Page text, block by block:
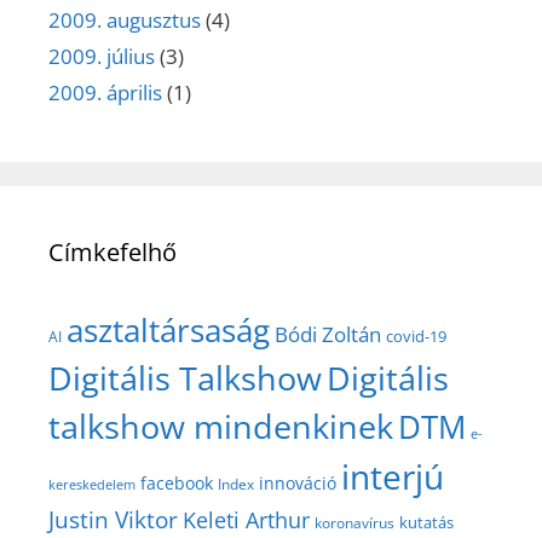
2009. augusztus(4)
2009. július(3)
2009. április(1)
Címkefelhő
AI asztaltársaság Bódi Zoltán covid-19
Digitális TalkshowDigitális
talkshow mindenkinekDTM e-
kereskedelem facebook Index innováció interjú
Justin Viktor Keleti Arthur koronavírus kutatás